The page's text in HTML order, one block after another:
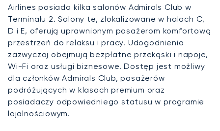
Airlines posiada kilka salonów Admirals Club w
Terminalu 2. Salony te, zlokalizowane w halach C,
D i E, oferują uprawnionym pasażerom komfortową
przestrzeń do relaksu i pracy. Udogodnienia
zazwyczaj obejmują bezpłatne przekąski i napoje,
Wi-Fi oraz usługi biznesowe. Dostęp jest możliwy
dla członków Admirals Club, pasażerów
podróżujących w klasach premium oraz
posiadaczy odpowiedniego statusu w programie
lojalnościowym.